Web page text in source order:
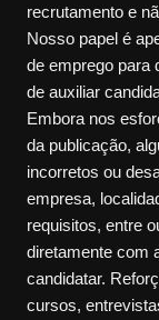
recrutamento e
Nosso papel é
de emprego para
de auxiliar
Embora nos
da publicação,
incorretos ou
empresa,
requisitos, entre
diretamente com
candidatar.
cursos,